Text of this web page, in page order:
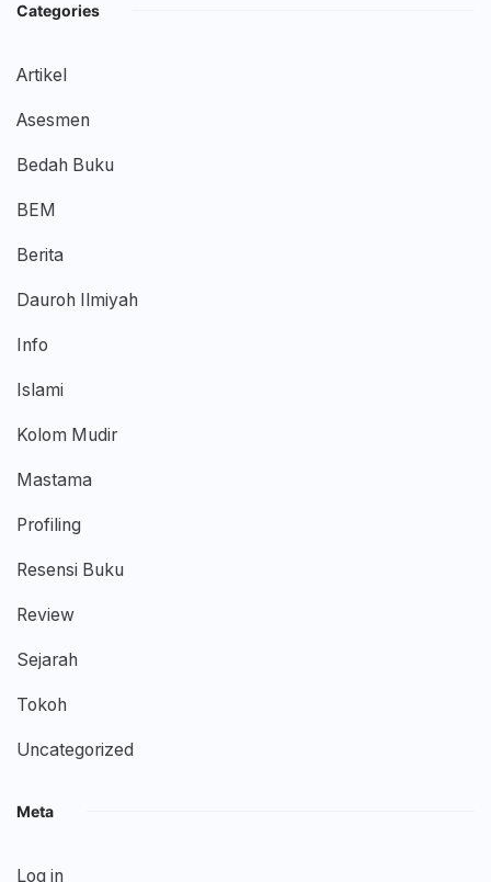
Categories
Artikel
Asesmen
Bedah Buku
BEM
Berita
Dauroh Ilmiyah
Info
Islami
Kolom Mudir
Mastama
Profiling
Resensi Buku
Review
Sejarah
Tokoh
Uncategorized
Meta
Log in